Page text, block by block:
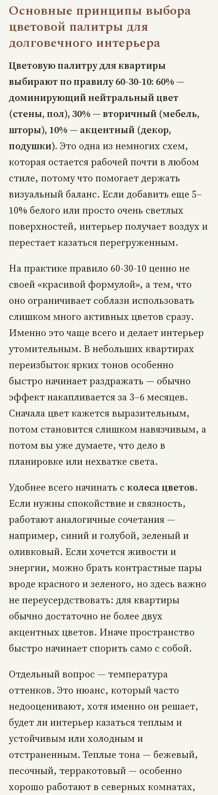
Основные принципы выбора
цветовой палитры для
долговечного интерьера
Цветовую палитру для квартиры
выбирают по правилу 60-30-10: 60% —
доминирующий нейтральный цвет
(стены, пол), 30% — вторичный (мебель,
шторы), 10% — акцентный (декор,
подушки). Это одна из немногих схем,
которая остается рабочей почти в любом
стиле, потому что помогает держать
визуальный баланс. Если добавить еще 5–
10% белого или просто очень светлых
поверхностей, интерьер получает воздух и
перестает казаться перегруженным.
На практике правило 60-30-10 ценно не
своей «красивой формулой», а тем, что
оно ограничивает соблазн использовать
слишком много активных цветов сразу.
Именно это чаще всего и делает интерьер
утомительным. В небольших квартирах
переизбыток ярких тонов особенно
быстро начинает раздражать — обычно
эффект накапливается за 3–6 месяцев.
Сначала цвет кажется выразительным,
потом становится слишком навязчивым, а
потом вы уже думаете, что дело в
планировке или нехватке света.
Удобнее всего начинать сколеса цветов.
Если нужны спокойствие и связность,
работают аналогичные сочетания —
например, синий и голубой, зеленый и
оливковый. Если хочется живости и
энергии, можно брать контрастные пары
вроде красного и зеленого, но здесь важно
не переусердствовать: для квартиры
обычно достаточно не более двух
акцентных цветов. Иначе пространство
быстро начинает спорить само с собой.
Отдельный вопрос — температура
оттенков. Это нюанс, который часто
недооценивают, хотя именно он решает,
будет ли интерьер казаться теплым и
устойчивым или холодным и
отстраненным. Теплые тона — бежевый,
песочный, терракотовый — особенно
хорошо работают в северных комнатах,